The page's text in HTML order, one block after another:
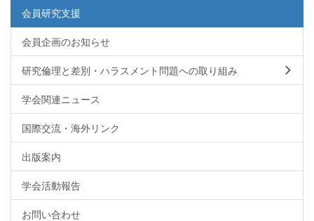
会員研究支援
会員企画のお知らせ
研究倫理と差別・ハラスメント問題への取り組み
学会関連ニュース
国際交流・海外リンク
出版案内
学会活動報告
お問い合わせ